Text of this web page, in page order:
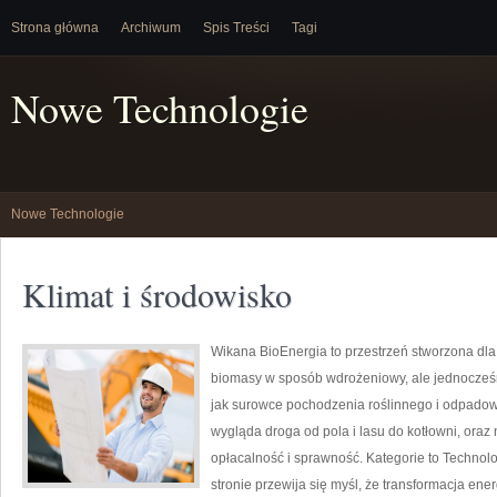
Strona główna Archiwum Spis Treści Tagi
Nowe Technologie
Nowe Technologie
Klimat i środowisko
Wikana BioEnergia to przestrzeń stworzona
biomasy w sposób wdrożeniowy, ale
jak surowce pochodzenia roślinnego i
wygląda droga od pola i lasu do kotłowni,
opłacalność i sprawność. Kategorie to
stronie przewija się myśl, że transformacja